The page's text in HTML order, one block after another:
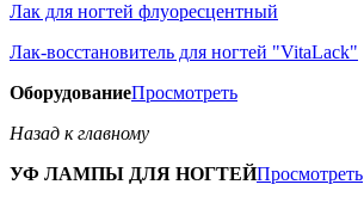
Лак для ногтей флуоресцентный
Лак-восстановитель для ногтей "VitaLack"
ОборудованиеПросмотреть
Назад к главному
УФ ЛАМПЫ ДЛЯ НОГТЕЙПросмотреть